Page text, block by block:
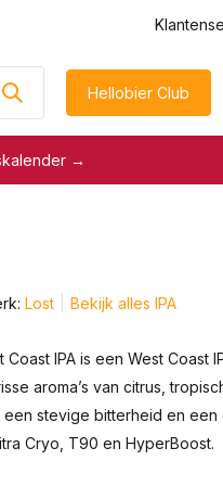
Hellobier Club
spaar
spaar
→
Lost Bekijk alles IPA
Coast IPA is een West Coast
aroma’s van citrus,
stevige bitterheid en een
Cryo, T90 en HyperBoost.